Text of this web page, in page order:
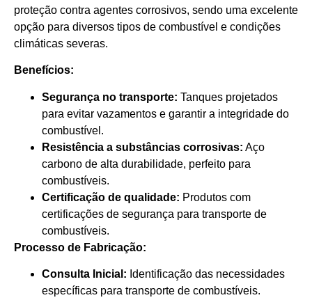
proteção contra agentes corrosivos, sendo uma excelente
opção para diversos tipos de combustível e condições
climáticas severas.
Benefícios:
Segurança no transporte: Tanques projetados
para evitar vazamentos e garantir a integridade do
combustível.
Resistência a substâncias corrosivas: Aço
carbono de alta durabilidade, perfeito para
combustíveis.
Certificação de qualidade: Produtos com
certificações de segurança para transporte de
combustíveis.
Processo de Fabricação:
Consulta Inicial: Identificação das necessidades
específicas para transporte de combustíveis.